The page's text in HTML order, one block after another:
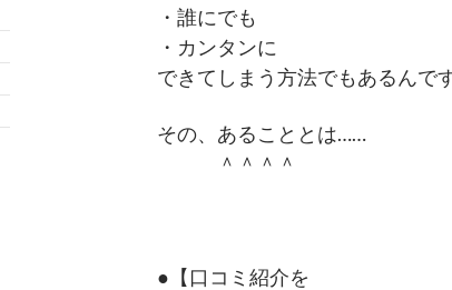
・誰にでも
・カンタンに
できてしまう方法でもあるんです
その、あることとは……
＾＾＾＾
●【口コミ紹介を